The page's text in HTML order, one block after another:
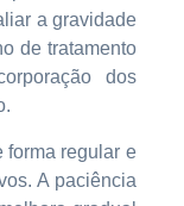
a gravidade
de tratamento
dos
forma regular e
A paciência